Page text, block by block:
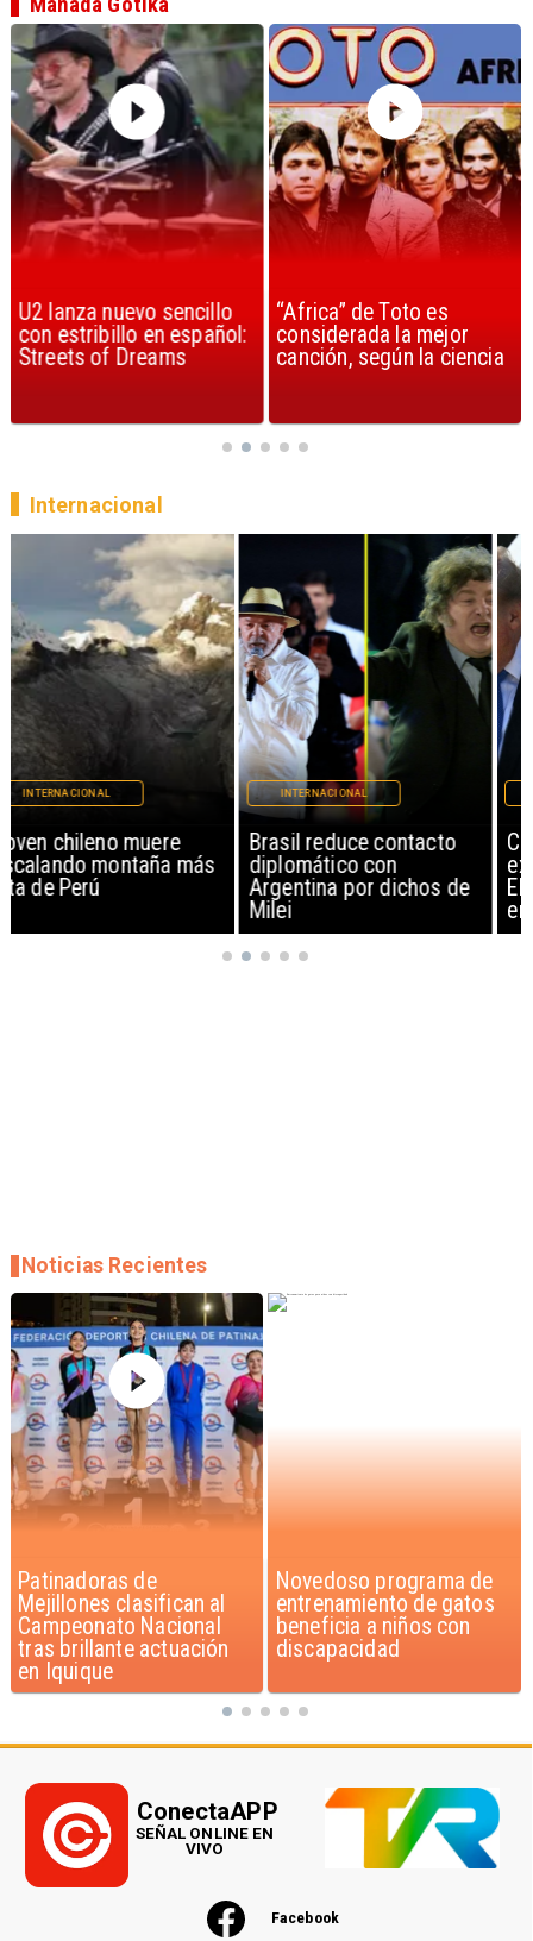
U2 lanza nuevo sencillo
con estribillo en español:
Streets of Dreams
“Africa” de Toto es
considerada la mejor
canción, según la ciencia
Brasil reduce contacto
diplomático con
Argentina por dichos de
INTERNACIONAL
China restringe
exportación de drones a
EEUU y sanciona
empresas
INTERNACIONAL
Internacional
Novedoso programa de
entrenamiento de gatos
beneficia a niños con
discapacidad
Alarmante hábito en
jóvenes de 13 a 15 años
según encuesta del
Minsal
Noticias Recientes
Facebook
ConectaAPP
SEÑAL ONLINE EN
VIVO